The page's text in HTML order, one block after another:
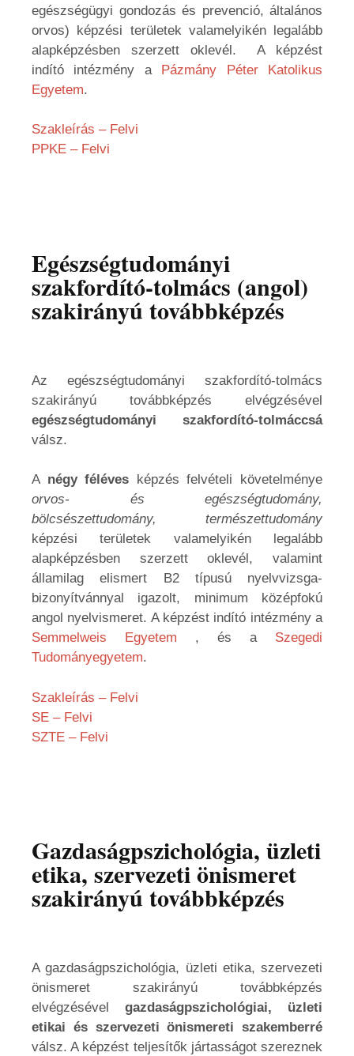
egészségügyi gondozás és prevenció, általános
orvos) képzési területek valamelyikén legalább
alapképzésben szerzett oklevél. A képzést
indító intézmény a Pázmány Péter Katolikus
Egyetem.
Szakleírás – Felvi
PPKE – Felvi
Egészségtudományi
szakfordító-tolmács (angol)
szakirányú továbbképzés
Az egészségtudományi szakfordító-tolmács
szakirányú továbbképzés elvégzésével
egészségtudományi szakfordító-tolmáccsá
válsz.
A négy féléves képzés felvételi követelménye
orvos- és egészségtudomány,
bölcsészettudomány, természettudomány
képzési területek valamelyikén legalább
alapképzésben szerzett oklevél, valamint
államilag elismert B2 típusú nyelvvizsga-
bizonyítvánnyal igazolt, minimum középfokú
angol nyelvismeret. A képzést indító intézmény a
Semmelweis Egyetem , és a Szegedi
Tudományegyetem.
Szakleírás – Felvi
SE – Felvi
SZTE – Felvi
Gazdaságpszichológia, üzleti
etika, szervezeti önismeret
szakirányú továbbképzés
A gazdaságpszichológia, üzleti etika, szervezeti
önismeret szakirányú továbbképzés
elvégzésével gazdaságpszichológiai, üzleti
etikai és szervezeti önismereti szakemberré
válsz. A képzést teljesítők jártasságot szereznek